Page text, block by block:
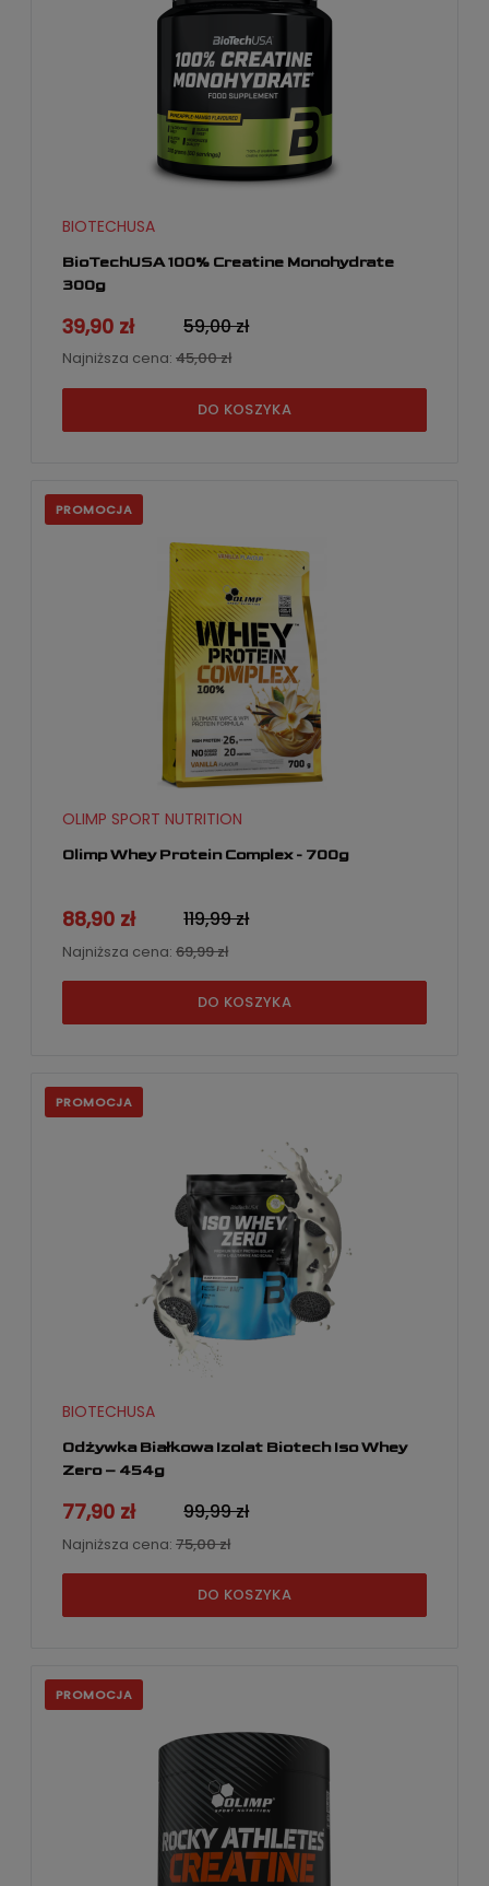
BioTechUSA 100% Creatine Monohydrate
300g
BIOTECHUSA
39,90 zł 59,00 zł
Najniższa cena: 45,00 zł
DO KOSZYKA
Olimp Whey Protein Complex - 700g
OLIMP SPORT NUTRITION
88,90 zł 119,99 zł
Najniższa cena: 69,99 zł
DO KOSZYKA
PROMOCJA
Odżywka Białkowa Izolat Biotech Iso Whey
Zero – 454g
BIOTECHUSA
77,90 zł 99,99 zł
Najniższa cena: 75,00 zł
DO KOSZYKA
PROMOCJA
PROMOCJA